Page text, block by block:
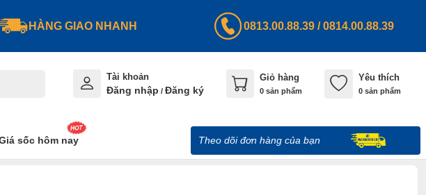
HÀNG GIAO NHANH 0813.00.88.39 /0814.00.88.39
Tài khoản
Đăng nhập / Đăng ký
Giỏ hàng
0 sản phẩm
Yêu thích
0 sản phẩm
sốc hôm nay Theo dõi đơn hàng của bạn